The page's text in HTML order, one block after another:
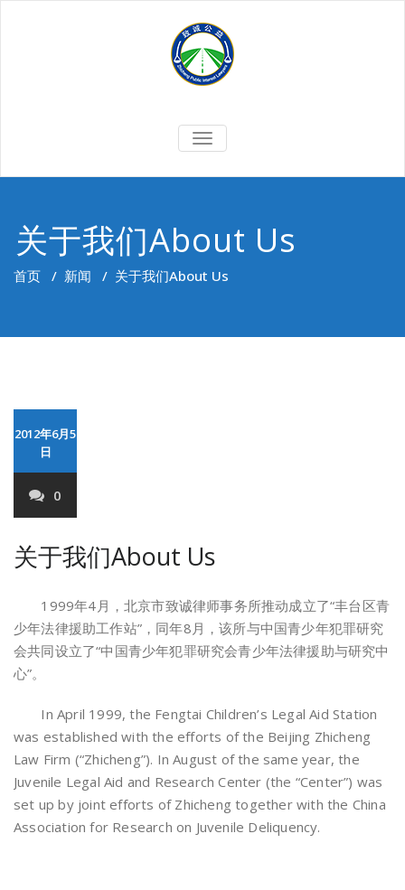
切
换
关于我们About Us
首页 / 新闻 / 关于我们About Us
2012年6月5
日
0
关于我们About Us
1999年4月，北京市致诚律师事务所推动成立了“丰台区青
少年法律援助工作站”，同年8月，该所与中国青少年犯罪研究
会共同设立了“中国青少年犯罪研究会青少年法律援助与研究中
心”。
In April 1999, the Fengtai Children’s Legal Aid Station
was established with the efforts of the Beijing Zhicheng
Law Firm (“Zhicheng”). In August of the same year, the
Juvenile Legal Aid and Research Center (the “Center”) was
set up by joint efforts of Zhicheng together with the China
Association for Research on Juvenile Deliquency.